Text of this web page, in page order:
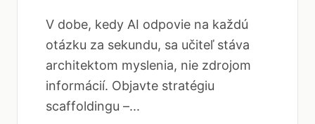
V dobe, kedy AI odpovie na každú
otázku za sekundu, sa učiteľ stáva
architektom myslenia, nie zdrojom
informácií. Objavte stratégiu
scaffoldingu –...